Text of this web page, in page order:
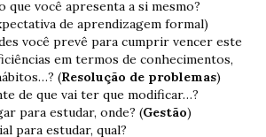
que você apresenta a si mesmo?
de aprendizagem formal)
você prevê para cumprir vencer este
em termos de conhecimentos,
(Resolução de problemas)
de que vai ter que modificar…?
para estudar, onde? (Gestão)
para estudar, qual?